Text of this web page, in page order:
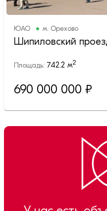
ЮАО м. Орехово
Шипиловский
Площадь: 742.2 м2
690 000 000 ₽